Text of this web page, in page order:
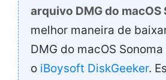
arquivo DMG do macOS
melhor maneira de
DMG do macOS
o iBoysoft DiskGeeker.